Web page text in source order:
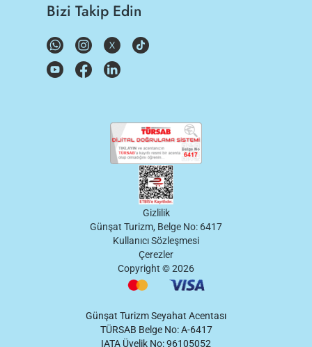
Bizi Takip Edin
Gizlilik
Günşat Turizm, Belge No: 6417
Kullanıcı Sözleşmesi
Çerezler
Copyright ©2026
Günşat Turizm Seyahat Acentası
TÜRSAB Belge No: A-6417
IATA Üyelik No: 96105052